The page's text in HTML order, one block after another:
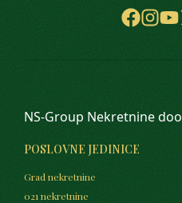
NS-Group Nekretnine doo
POSLOVNE JEDINICE
Grad nekretnine
021 nekretnine